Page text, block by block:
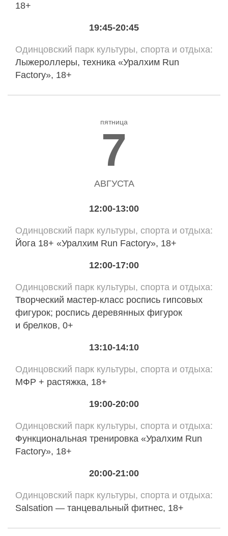
18+
19:45-20:45
Одинцовский парк культуры, спорта и отдыха
Лыжероллеры, техника «Уралхим Run
Factory», 18+
пятница
7
АВГУСТА
12:00-13:00
Одинцовский парк культуры, спорта и отдыха
Йога 18+ «Уралхим Run Factory», 18+
12:00-17:00
Одинцовский парк культуры, спорта и отдыха
Творческий мастер-класс роспись гипсовых
фигурок; роспись деревянных фигурок
и брелков, 0+
13:10-14:10
Одинцовский парк культуры, спорта и отдыха
МФР + растяжка, 18+
19:00-20:00
Одинцовский парк культуры, спорта и отдыха
Функциональная тренировка «Уралхим Run
Factory», 18+
20:00-21:00
Одинцовский парк культуры, спорта и отдыха
Salsation — танцевальный фитнес, 18+